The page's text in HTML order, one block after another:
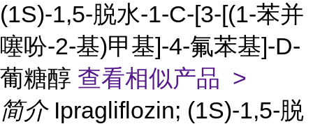
(1S)-1,5-脱水-1-C-[3-[(1-苯并
噻吩-2-基)甲基]-4-氟苯基]-D-
葡糖醇 查看相似产品 >
简介 Ipragliflozin; (1S)-1,5-脱